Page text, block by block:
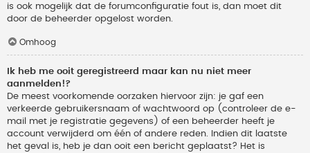
is ook mogelijk dat de forumconfiguratie fout is, dan moet dit
door de beheerder opgelost worden.
Omhoog
Ik heb me ooit geregistreerd maar kan nu niet meer
aanmelden!?
De meest voorkomende oorzaken hiervoor zijn: je gaf een
verkeerde gebruikersnaam of wachtwoord op (controleer de e-
mail met je registratie gegevens) of een beheerder heeft je
account verwijderd om één of andere reden. Indien dit laatste
het geval is, heb je dan ooit een bericht geplaatst? Het is